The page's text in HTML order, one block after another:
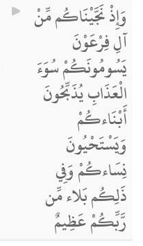
وَإِذْ نَجَّيْنَاكُم مِّنْ
آلِ فِرْعَوْنَ
يَسُومُونَكُمْ سُوَءَ
الْعَذَابِ يُذَبِّحُونَ
أَبْنَاءكُمْ
وَيَسْتَحْيُونَ
نِسَاءكُمْ وَفِي
ذَلِكُم بَلاء مِّن
رَّبِّكُمْ عَظِيمٌ